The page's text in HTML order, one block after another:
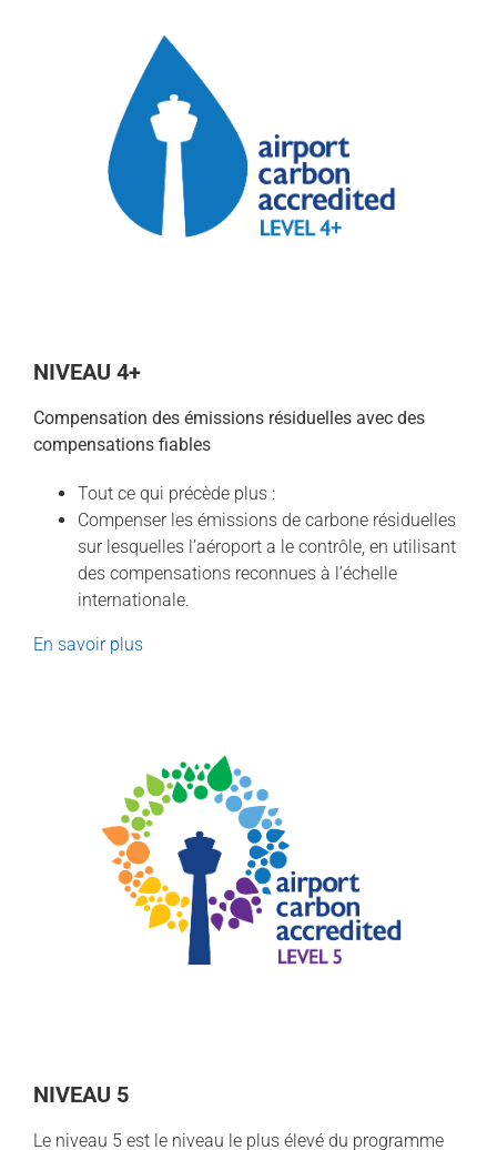
NIVEAU 4+
Compensation des émissions résiduelles avec des
compensations fiables
Tout ce qui précède plus :
Compenser les émissions de carbone résiduelles
sur lesquelles l’aéroport a le contrôle, en utilisant
des compensations reconnues à l’échelle
internationale.
En savoir plus
NIVEAU 5
Le niveau 5 est le niveau le plus élevé du programme